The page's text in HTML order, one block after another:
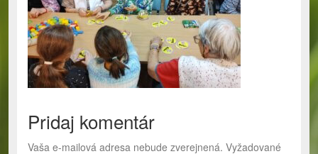
Pridaj komentár
Vaša e-mailová adresa nebude zverejnená. Vyžadované